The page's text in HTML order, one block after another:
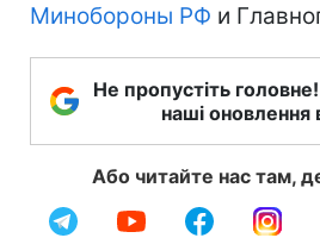
Минобороны РФ и
Не пропустіть
наші оновлення
Або читайте нас там,